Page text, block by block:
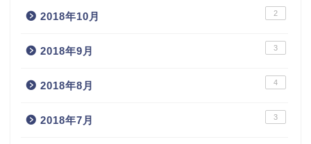
2018年10月 2
2018年9月 3
2018年8月 4
2018年7月 3